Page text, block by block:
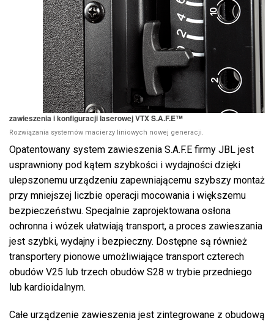
zawieszenia i konfiguracji laserowej VTX S.A.F.E™
Rozwiązania systemów macierzy liniowych nowej generacji.
Opatentowany system zawieszenia S.A.F.E firmy JBL jest
usprawniony pod kątem szybkości i wydajności dzięki
ulepszonemu urządzeniu zapewniającemu szybszy montaż
przy mniejszej liczbie operacji mocowania i większemu
bezpieczeństwu. Specjalnie zaprojektowana osłona
ochronna i wózek ułatwiają transport, a proces zawieszania
jest szybki, wydajny i bezpieczny. Dostępne są również
transportery pionowe umożliwiające transport czterech
obudów V25 lub trzech obudów S28 w trybie przedniego
lub kardioidalnym.
Całe urządzenie zawieszenia jest zintegrowane z obudową